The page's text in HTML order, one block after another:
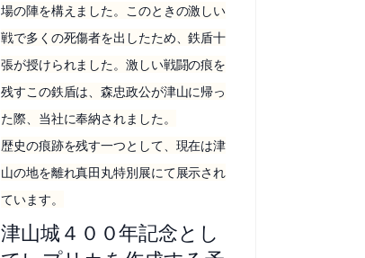
場の陣を構えました。このときの激しい
戦で多くの死傷者を出したため、鉄盾十
張が授けられました。激しい戦闘の痕を
残すこの鉄盾は、森忠政公が津山に帰っ
た際、当社に奉納されました。
歴史の痕跡を残す一つとして、現在は津
山の地を離れ真田丸特別展にて展示され
ています。
津山城４００年記念とし